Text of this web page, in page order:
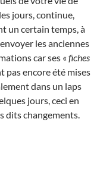
jours, continue,
un certain temps, à
les anciennes
car ses « fiches
pas encore été mises
dans un laps
jours, ceci en
dits changements.